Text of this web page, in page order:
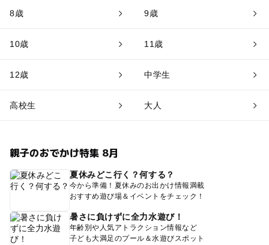
8歳 9歳
10歳 11歳
12歳 中学生
高校生 大人
親子のおでかけ特集 8月
夏休みどこ行く？何する？
今から準備！夏休みのお出かけ情報満載
おすすめ遊び場＆イベントをチェック！
暑さに負けずに全力水遊び！
年齢別や人気アトラクション情報など
子ども大満足のプール＆水遊びスポット